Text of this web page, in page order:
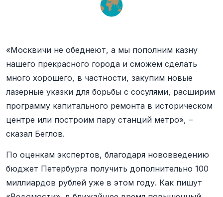
«Москвичи не обеднеют, а мы пополним казну
нашего прекрасного города и сможем сделать
много хорошего, в частности, закупим новые
лазерные указки для борьбы с сосулями, расширим
программу капитального ремонта в историческом
центре или построим пару станций метро», –
сказал Беглов.
По оценкам экспертов, благодаря нововведению
бюджет Петербурга получить дополнительно 100
миллиардов рублей уже в этом году. Как пишут